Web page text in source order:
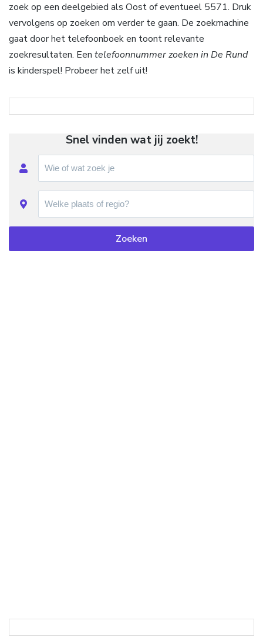
zoek op een deelgebied als Oost of eventueel 5571. Druk
vervolgens op zoeken om verder te gaan. De zoekmachine
gaat door het telefoonboek en toont relevante
zoekresultaten. Een telefoonnummer zoeken in De Rund
is kinderspel! Probeer het zelf uit!
Snel vinden wat jij zoekt!